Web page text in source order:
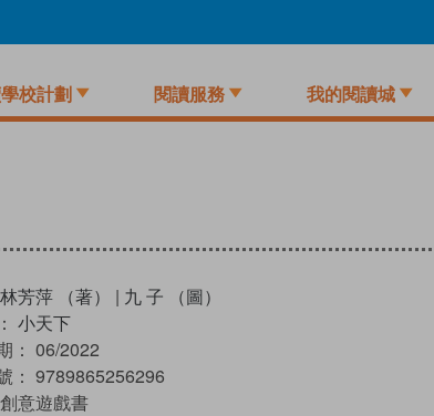
校計劃 閱讀服務 我的閱讀城
林芳萍 （著） | 九 子 （圖）
小天下
： 06/2022
： 9789865256296
創意遊戲書